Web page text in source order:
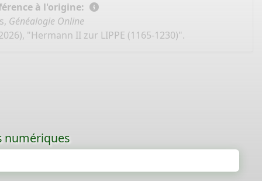
à l'origine:
Généalogie Online
"Hermann II zur LIPPE (1165-1230)".
numériques